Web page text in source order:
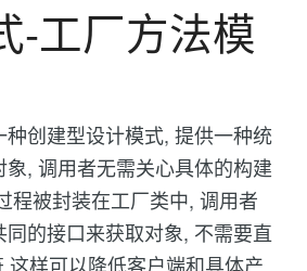
-工厂方法模
创建型设计模式, 提供一种统
, 调用者无需关心具体的构建
程被封装在工厂类中, 调用者
同的接口来获取对象, 不需要直
这样可以降低客户端和具体产